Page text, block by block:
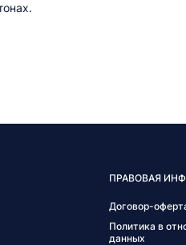
ПРАВОВАЯ
Договор-
Политика в
данных